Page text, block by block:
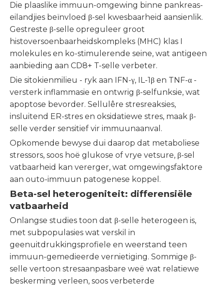
Die plaaslike immuun-omgewing binne pankreas-
eilandjies beïnvloed β-sel kwesbaarheid aansienlik.
Gestreste β-selle opreguleer groot
histoversoenbaarheidskompleks (MHC) klas I
molekules en ko-stimulerende seine, wat antigeen
aanbieding aan CD8+ T-selle verbeter.
Die sitokienmilieu - ryk aan IFN-γ, IL-1β en TNF-α -
versterk inflammasie en ontwrig β-selfunksie, wat
apoptose bevorder. Sellulêre stresreaksies,
insluitend ER-stres en oksidatiewe stres, maak β-
selle verder sensitief vir immuunaanval.
Opkomende bewyse dui daarop dat metaboliese
stressors, soos hoë glukose of vrye vetsure, β-sel
vatbaarheid kan vererger, wat omgewingsfaktore
aan outo-immuun patogenese koppel.
Beta-sel heterogeniteit: differensiële
vatbaarheid
Onlangse studies toon dat β-selle heterogeen is,
met subpopulasies wat verskil in
geenuitdrukkingsprofiele en weerstand teen
immuun-gemedieerde vernietiging. Sommige β-
selle vertoon stresaanpasbare weë wat relatiewe
beskerming verleen, soos verbeterde